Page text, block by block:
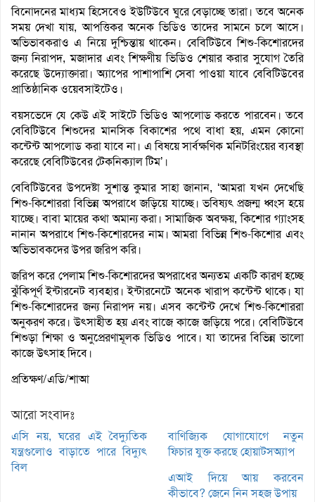
বিনোদনের মাধ্যম হিসেবেও ইউটিউবে ঘুরে বেড়াচ্ছে তারা। তবে অনেক
সময় দেখা যায়, আপত্তিকর অনেক ভিডিও তাদের সামনে চলে আসে।
অভিভাবকরাও এ নিয়ে দুশ্চিন্তায় থাকেন। বেবিটিউবে শিশু-কিশোরদের
জন্য নিরাপদ, মজাদার এবং শিক্ষণীয় ভিডিও শেয়ার করার সুযোগ তৈরি
করেছে উদ্যোক্তারা। অ্যাপের পাশাপাশি সেবা পাওয়া যাবে বেবিটিউবের
প্রাতিষ্ঠানিক ওয়েবসাইটেও।
বয়সভেদে যে কেউ এই সাইটে ভিডিও আপলোড করতে পারবেন। তবে
বেবিটিউবে শিশুদের মানসিক বিকাশের পথে বাধা হয়, এমন কোনো
কন্টেন্ট আপলোড করা যাবে না। এ বিষয়ে সার্বক্ষণিক মনিটরিংয়ের ব্যবস্থা
করেছে বেবিটিউবের টেকনিক্যাল টিম’।
বেবিটিউবের উপদেষ্টা সুশান্ত কুমার সাহা জানান, ‘আমরা যখন দেখেছি
শিশু-কিশোররা বিভিন্ন অপরাধে জড়িয়ে যাচ্ছে। ভবিষ্যৎ প্রজন্ম ধ্বংস হয়ে
যাচ্ছে। বাবা মায়ের কথা অমান্য করা। সামাজিক অবক্ষয়, কিশোর গ্যাংসহ
নানান অপরাধে শিশু-কিশোরদের নাম। আমরা বিভিন্ন শিশু-কিশোর এবং
অভিভাবকদের উপর জরিপ করি।
জরিপ করে পেলাম শিশু-কিশোরদের অপরাধের অন্যতম একটি কারণ হচ্ছে
ঝুঁকিপূর্ণ ইন্টারনেট ব্যবহার। ইন্টারনেটে অনেক খারাপ কন্টেন্ট থাকে। যা
শিশু-কিশোরদের জন্য নিরাপদ নয়। এসব কন্টেন্ট দেখে শিশু-কিশোররা
অনুকরণ করে। উৎসাহীত হয় এবং বাজে কাজে জড়িয়ে পরে। বেবিটিউবে
শিশুড়া শিক্ষা ও অনুপ্রেরণামূলক ভিডিও পাবে। যা তাদের বিভিন্ন ভালো
কাজে উৎসাহ দিবে।
প্রতিক্ষণ/এডি/শাআ
আরো সংবাদঃ
এসি নয়, ঘরের এই বৈদ্যুতিক
যন্ত্রগুলোও বাড়াতে পারে বিদ্যুৎ
বিল
বাণিজ্যিক যোগাযোগে নতুন
ফিচার যুক্ত করছে হোয়াটসঅ্যাপ
এআই দিয়ে আয় করবেন
কীভাবে? জেনে নিন সহজ উপায়